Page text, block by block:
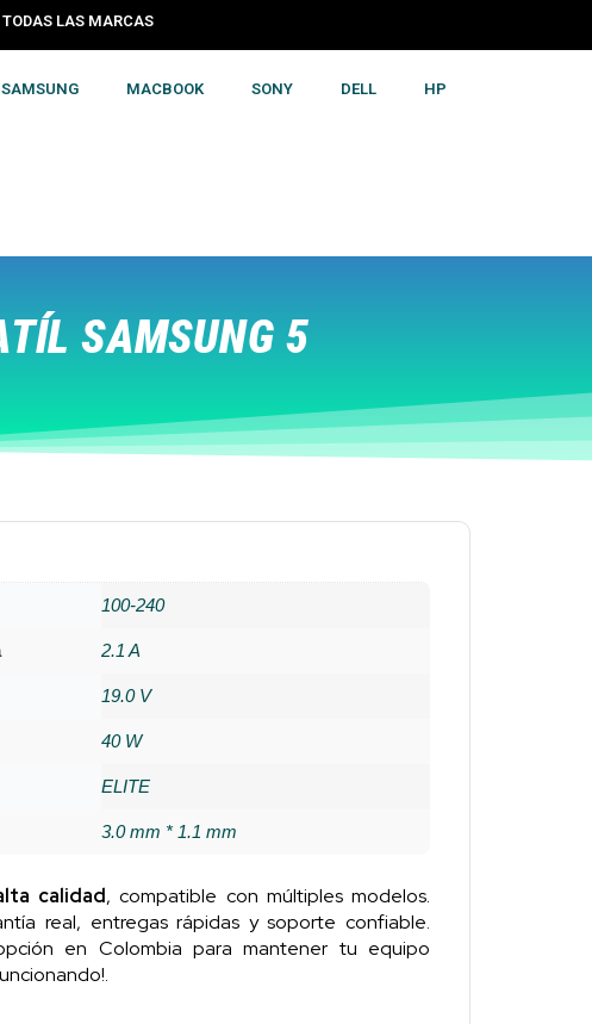
TODAS LAS MARCAS
SAMSUNG MACBOOK SONY DELL HP
SAMSUNG 5
100-240
2.1 A
19.0 V
40 W
ELITE
3.0 mm * 1.1 mm
calidad, compatible con múltiples modelos.
real, entregas rápidas y soporte confiable.
en Colombia para mantener tu equipo